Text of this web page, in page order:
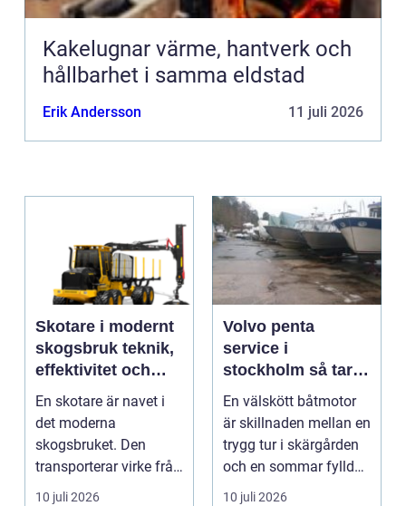
Kakelugnar värme, hantverk och
hållbarhet i samma eldstad
Erik Andersson 11 juli 2026
Skotare i modernt
skogsbruk teknik,
effektivitet och
hållbarhet
En skotare är navet i
det moderna
skogsbruket. Den
transporterar virke från
avverkningsplatsen till
10 juli 2026
Volvo penta
service i
stockholm så tar
du hand om din
båtmotor på rätt
sätt
En välskött båtmotor
är skillnaden mellan en
trygg tur i skärgården
och en sommar fylld
av ofrivilli...
10 juli 2026